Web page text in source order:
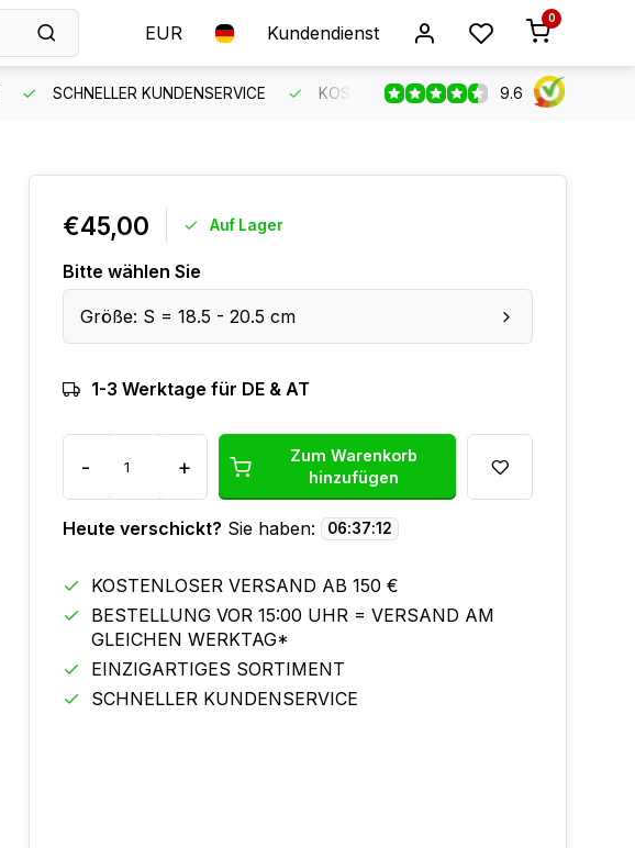
EUR Kundendienst
0
SCHNELLER KUNDENSERVICE KOSTENLOSER VERSAND AB 150 €
9.6
€45,00 Auf Lager
Bitte wählen Sie
Größe: S = 18.5 - 20.5 cm
1-3 Werktage für DE & AT
- +
Zum Warenkorb
hinzufügen
Heute verschickt? Sie haben: 06:37:11
KOSTENLOSER VERSAND AB 150 €
BESTELLUNG VOR 15:00 UHR = VERSAND AM
GLEICHEN WERKTAG*
EINZIGARTIGES SORTIMENT
SCHNELLER KUNDENSERVICE